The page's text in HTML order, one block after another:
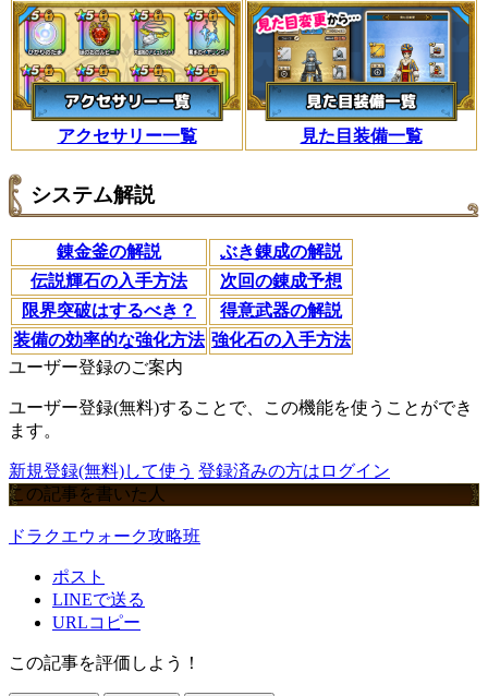
アクセサリー一覧 見た目装備一覧
システム解説
錬金釜の解説
ぶき錬成の解説
伝説輝石の入手方法
次回の錬成予想
限界突破はするべき？
得意武器の解説
装備の効率的な強化方法 強化石の入手方法
ユーザー登録のご案内
ユーザー登録(無料)することで、この機能を使うことができ
ます。
新規登録(無料)して使う 登録済みの方はログイン
この記事を書いた人
ドラクエウォーク攻略班
ポスト
LINEで送る
URLコピー
この記事を評価しよう！